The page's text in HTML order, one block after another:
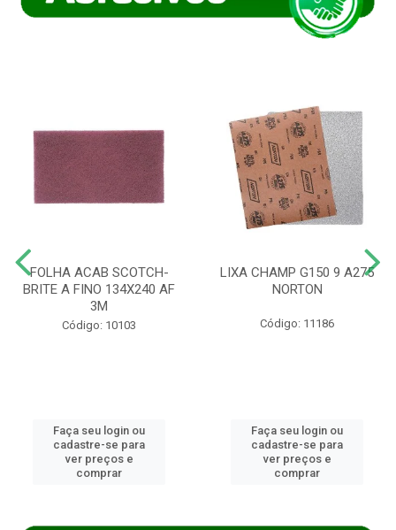
FOLHA ACAB SCOTCH-
BRITE A FINO 134X240 AF
3M
Código: 10103
Faça seu login ou
cadastre-se para
ver preços e
comprar
LIXA CHAMP G150 9 A275
NORTON
Código: 11186
Faça seu login ou
cadastre-se para
ver preços e
comprar